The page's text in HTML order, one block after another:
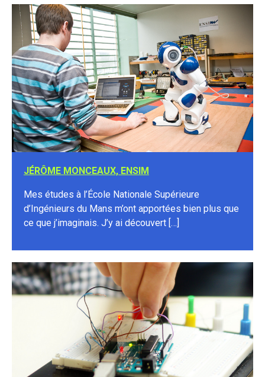
JÉRÔME MONCEAUX, ENSIM
Mes études à l’École Nationale Supérieure
d’Ingénieurs du Mans m’ont apportées bien plus que
ce que j’imaginais. J’y ai découvert […]